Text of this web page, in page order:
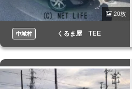
20枚
中城村 くるま屋 TEE